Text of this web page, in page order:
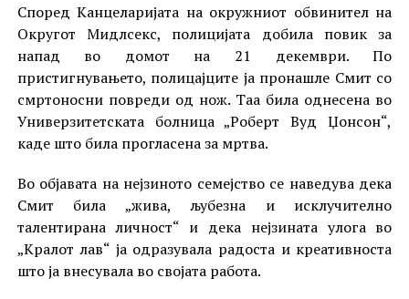
Според Канцеларијата на окружниот обвинител на
Округот Мидлсекс, полицијата добила повик за
напад во домот на 21 декември. По
пристигнувањето, полицајците ја пронашле Смит со
смртоносни повреди од нож. Таа била однесена во
Универзитетската болница „Роберт Вуд Џонсон“,
каде што била прогласена за мртва.
Во објавата на нејзиното семејство се наведува дека
Смит била „жива, љубезна и исклучително
талентирана личност“ и дека нејзината улога во
„Кралот лав“ ја одразувала радоста и креативноста
што ја внесувала во својата работа.